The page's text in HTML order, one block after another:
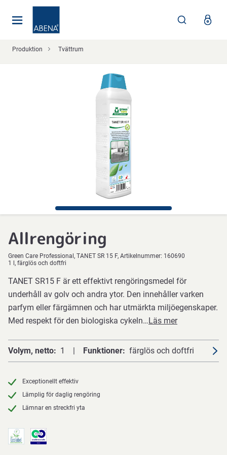
Produktion Tvättrum
Allrengöring
Green Care Professional TANET SR 15 F Artikelnummer: 160690
1 l, färglös och doftfri
TANET SR15 F är ett effektivt rengöringsmedel för
underhåll av golv och andra ytor. Den innehåller varken
parfym eller färgämnen och har utmärkta miljöegenskaper.
Med respekt för den biologiska cykeln…Läs mer
Volym, netto 1 Funktioner färglös och doftfri
Exceptionellt effektiv
Lämplig för daglig rengöring
Lämnar en streckfri yta